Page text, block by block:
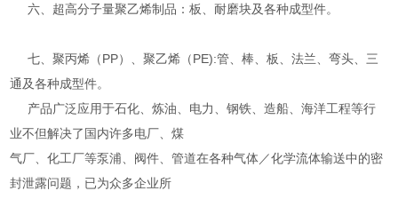
六、超高分子量聚乙烯制品：板、耐磨块及各种成型件。
七、聚丙烯（PP）、聚乙烯（PE):管、棒、板、法兰、弯头、三
通及各种成型件。
产品广泛应用于石化、炼油、电力、钢铁、造船、海洋工程等行
业不但解决了国内许多电厂、煤
气厂、化工厂等泵浦、阀件、管道在各种气体／化学流体输送中的密
封泄露问题，已为众多企业所